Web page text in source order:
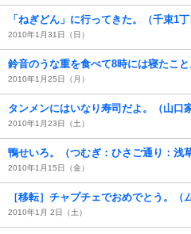
「ねぎどん」に行ってきた。（千束1丁
2010年1月31日（日）
鈴音のうな重を食べて8時には寝たこと
2010年1月25日（月）
タンメンにはいなり寿司だよ。（山口
2010年1月23日（土）
鴨せいろ。（つむぎ：ひさご通り：浅
2010年1月15日（金）
［移転］チャプチェでおめでとう。（
2010年1月 2日（土）